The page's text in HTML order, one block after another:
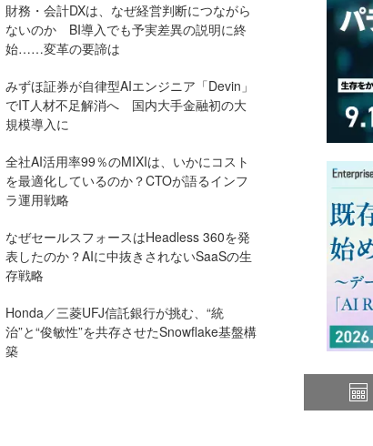
財務・会計DXは、なぜ経営判断につながら
ないのか BI導入でも予実差異の説明に終
始……変革の要諦は
みずほ証券が自律型AIエンジニア「Devin」
でIT人材不足解消へ 国内大手金融初の大
規模導入に
全社AI活用率99％のMIXIは、いかにコスト
を最適化しているのか？CTOが語るインフ
ラ運用戦略
なぜセールスフォースはHeadless 360を発
表したのか？AIに中抜きされないSaaSの生
存戦略
Honda／三菱UFJ信託銀行が挑む、“統
治”と“俊敏性”を共存させたSnowflake基盤構
築